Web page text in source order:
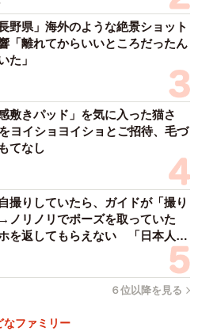
野県」海外のような絶景ショット
「離れてからいいところだったん
た」
敷きパッド」を気に入った猫さ
ヨイショヨイショとご招待、毛づ
てなし
撮りしていたら、ガイドが「撮り
ノリノリでポーズを取っていた
を返してもらえない 「日本人は
」「私は6時間で3万円払った」
６位以降を見る
なファミリー